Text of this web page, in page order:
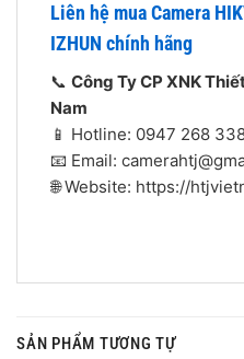
Liên hệ mua Camera
IZHUN chính hãng
📞 Công Ty CP XNK
Nam
📱 Hotline: 0947 268
📧 Email:
🌐 Website: https://
SẢN PHẨM TƯƠNG TỰ